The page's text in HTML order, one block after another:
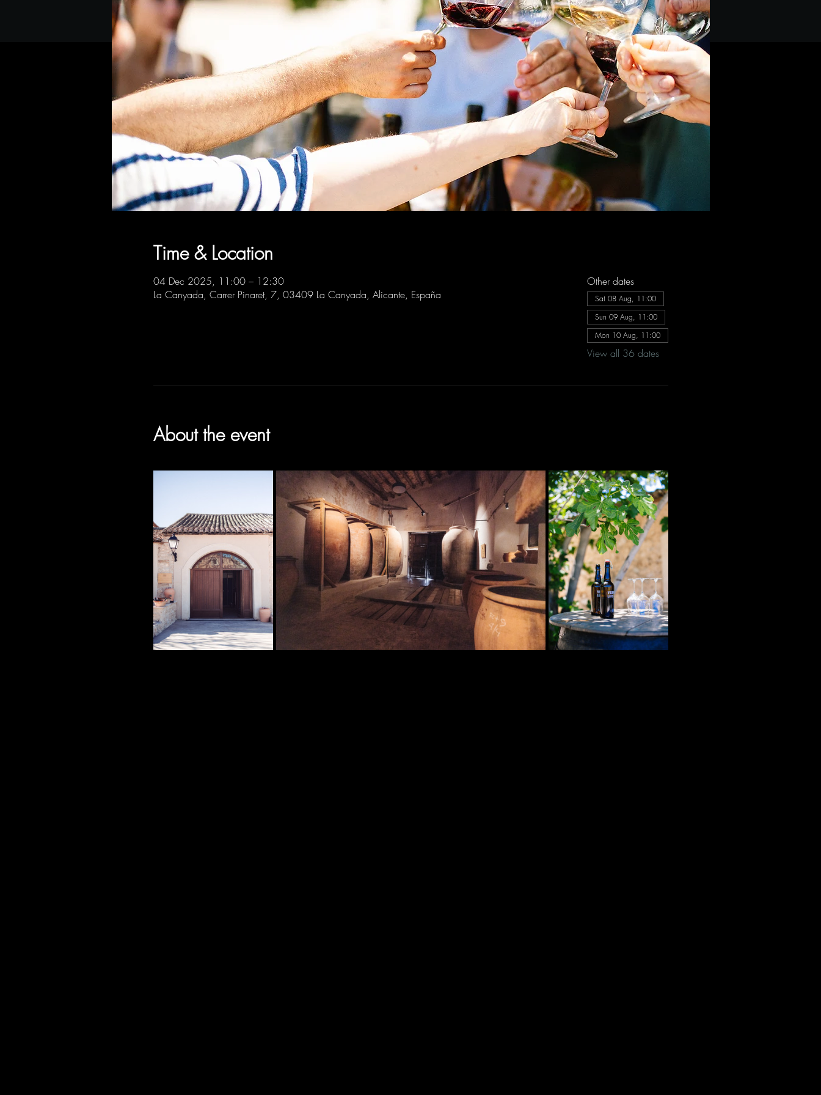
Time & Location
04 Dec 2025, 11:00 – 12:30
La Canyada, Carrer Pinaret, 7, 03409 La Canyada, Alicante, España
Other dates
Sat 08 Aug, 11:00
Sun 09 Aug, 11:00
Mon 10 Aug, 11:00
View all 36 dates
About the event